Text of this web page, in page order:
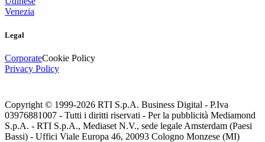
Venezia
Legal
CorporateCookie Policy
Privacy Policy
Copyright © 1999-2026 RTI S.p.A. Business Digital - P.Iva
03976881007 - Tutti i diritti riservati - Per la pubblicità Mediamond
S.p.A. - RTI S.p.A., Mediaset N.V., sede legale Amsterdam (Paesi
Bassi) - Uffici Viale Europa 46, 20093 Cologno Monzese (MI)